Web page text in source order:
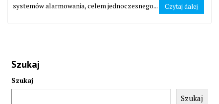
systemów alarmowania, celem jednoczesnego...
Czytaj dalej
Szukaj
Szukaj
Szukaj